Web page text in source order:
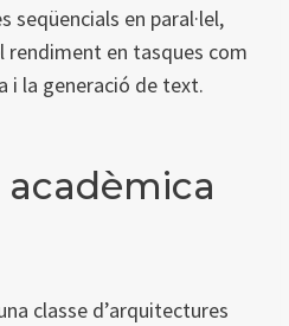
seqüencials en paral·lel,
rendiment en tasques com
i la generació de text.
classe d’arquitectures